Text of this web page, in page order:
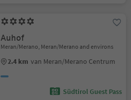
Auhof
Meran/Merano, Meran/Merano and environs
2.4 km van Meran/Merano Centrum
Südtirol Guest Pass